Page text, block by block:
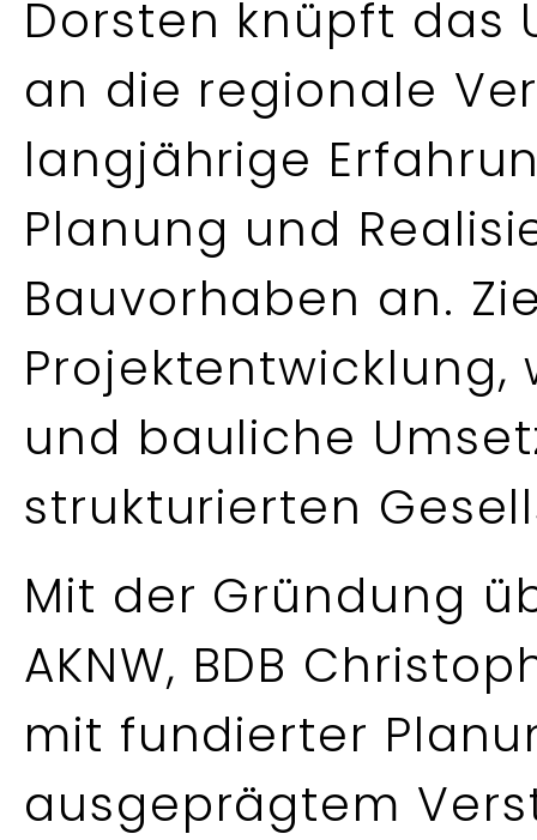
Dorsten knüpft das
an die regionale
langjährige
Planung und
Bauvorhaben an.
und bauliche
strukturierten
Mit der Gründung
AKNW, BDB
mit fundierter
ausgeprägtem